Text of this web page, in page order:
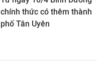
chính thức có thêm thành
phố Tân Uyên